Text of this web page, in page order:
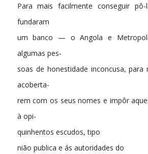
Para mais facilmente conseguir
fundaram
um banco — o Angola e
algumas pes-
soas de honestidade inconcusa, para
acoberta-
rem com os seus nomes e impôr
à opi-
quinhentos escudos, tipo
nião publica e ás autoridades do